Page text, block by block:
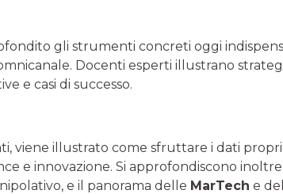
gli strumenti concreti oggi
omnicanale. Docenti esperti illustrano
e casi di successo.
viene illustrato come sfruttare i dati
e innovazione. Si approfondiscono
e il panorama delle MarTech e